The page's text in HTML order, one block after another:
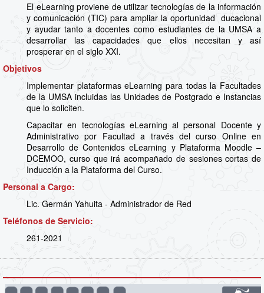
El eLearning proviene de utilizar tecnologías de la información
y comunicación (TIC) para ampliar la oportunidad ducacional
y ayudar tanto a docentes como estudiantes de la UMSA a
desarrollar las capacidades que ellos necesitan y así
prosperar en el siglo XXI.
Objetivos
Implementar plataformas eLearning para todas la Facultades
de la UMSA incluidas las Unidades de Postgrado e Instancias
que lo soliciten.
Capacitar en tecnologías eLearning al personal Docente y
Administrativo por Facultad a través del curso Online en
Desarrollo de Contenidos eLearning y Plataforma Moodle –
DCEMOO, curso que irá acompañado de sesiones cortas de
Inducción a la Plataforma del Curso.
Personal a Cargo:
Lic. Germán Yahuita - Administrador de Red
Teléfonos de Servicio:
261-2021